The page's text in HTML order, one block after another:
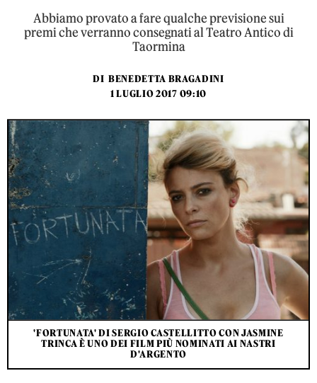
Abbiamo provato a fare qualche previsione sui
premi che verranno consegnati al Teatro Antico di
Taormina
DI BENEDETTA BRAGADINI
1 LUGLIO 2017 09:10
'FORTUNATA' DI SERGIO CASTELLITTO CON JASMINE
TRINCA È UNO DEI FILM PIÙ NOMINATI AI NASTRI
D'ARGENTO